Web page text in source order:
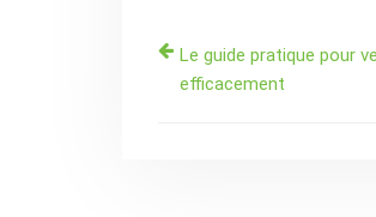
Le guide pratique pour
efficacement